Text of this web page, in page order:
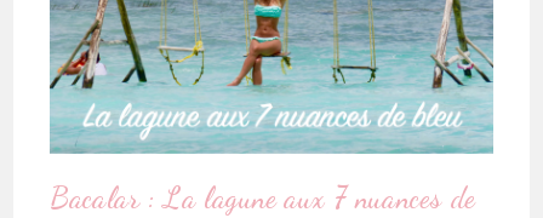
Bacalar : La lagune aux 7 nuances de